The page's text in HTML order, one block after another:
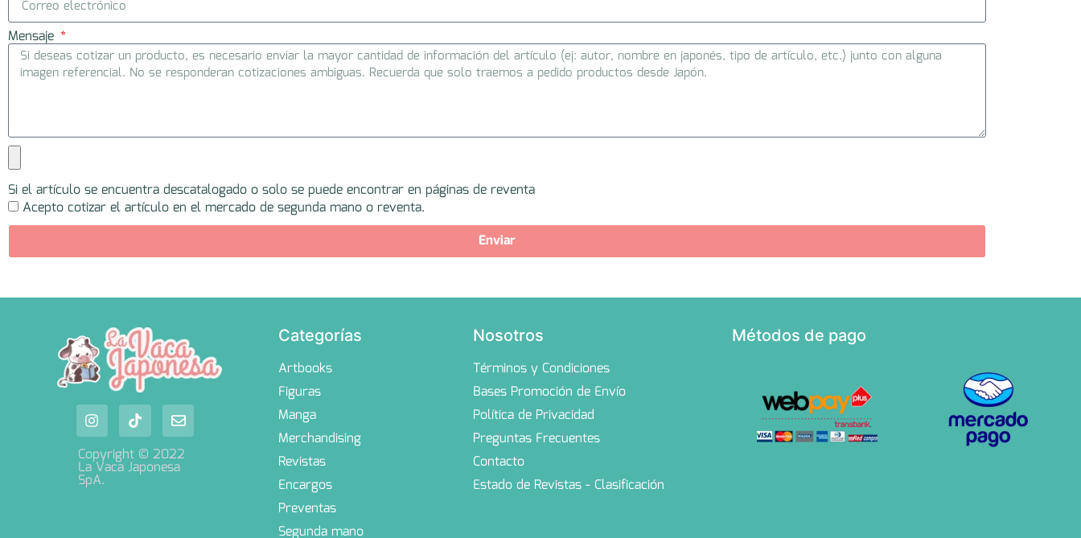
Mensaje
Si el artículo se encuentra descatalogado o solo se puede encontrar en páginas de reventa
Acepto cotizar el artículo en el mercado de segunda mano o reventa.
Enviar
Copyright © 2022
La Vaca Japonesa
SpA.
Categorías
Artbooks
Figuras
Manga
Merchandising
Revistas
Encargos
Preventas
Segunda mano
Nosotros
Términos y Condiciones
Bases Promoción de Envío
Política de Privacidad
Preguntas Frecuentes
Contacto
Estado de Revistas - Clasificación
Métodos de pago